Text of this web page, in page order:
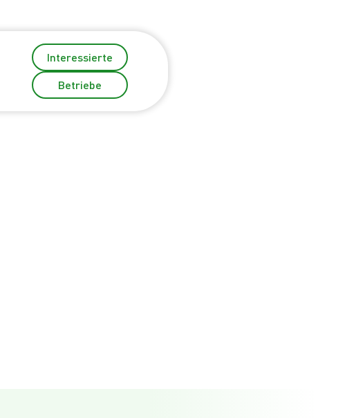
Interessierte
Betriebe